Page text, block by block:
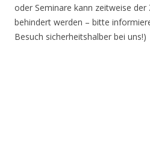
oder Seminare kann zeitweise der
behindert werden – bitte
Besuch sicherheitshalber bei uns!)